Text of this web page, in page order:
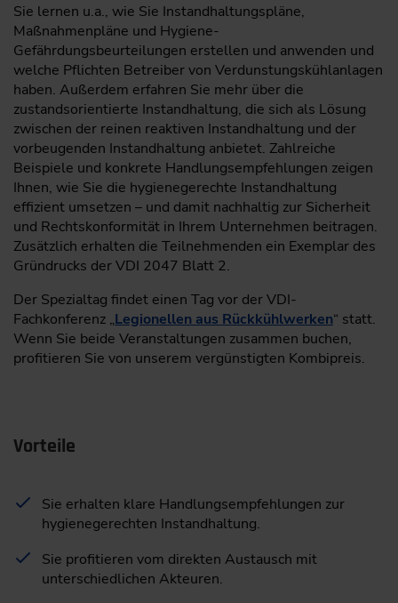
Sie lernen u.a., wie Sie Instandhaltungspläne,
Maßnahmenpläne und Hygiene-
Gefährdungsbeurteilungen erstellen und anwenden und
welche Pflichten Betreiber von Verdunstungskühlanlagen
haben. Außerdem erfahren Sie mehr über die
zustandsorientierte Instandhaltung, die sich als Lösung
zwischen der reinen reaktiven Instandhaltung und der
vorbeugenden Instandhaltung anbietet. Zahlreiche
Beispiele und konkrete Handlungsempfehlungen zeigen
Ihnen, wie Sie die hygienegerechte Instandhaltung
effizient umsetzen – und damit nachhaltig zur Sicherheit
und Rechtskonformität in Ihrem Unternehmen beitragen.
Zusätzlich erhalten die Teilnehmenden ein Exemplar des
Gründrucks der VDI 2047 Blatt 2.
Der Spezialtag findet einen Tag vor der VDI-
Fachkonferenz „Legionellen aus Rückkühlwerken“ statt.
Wenn Sie beide Veranstaltungen zusammen buchen,
profitieren Sie von unserem vergünstigten Kombipreis.
Vorteile
Sie erhalten klare Handlungsempfehlungen zur
hygienegerechten Instandhaltung.
Sie profitieren vom direkten Austausch mit
unterschiedlichen Akteuren.